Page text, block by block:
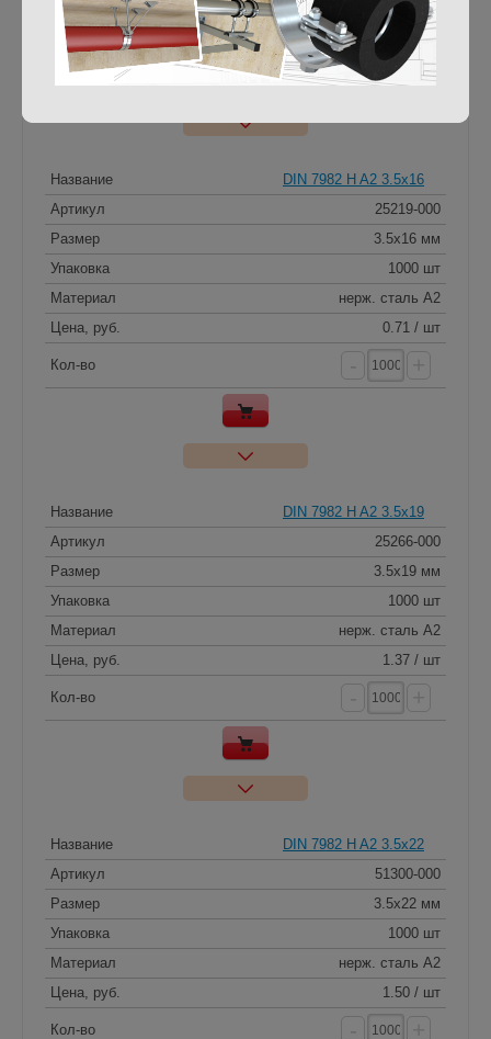
Кол-во - +
Название
DIN 7982 H A2 3.5x16
Артикул
25219-000
Размер
3.5x16 мм
Упаковка
1000 шт
Материал
нерж. сталь A2
Цена, руб.
0.71 / шт
Кол-во
Название
DIN 7982 H A2 3.5x19
Артикул
25266-000
Размер
3.5x19 мм
Упаковка
1000 шт
Материал
нерж. сталь A2
Цена, руб.
1.37 / шт
Кол-во
Название
DIN 7982 H A2 3.5x22
Артикул
51300-000
Размер
3.5x22 мм
Упаковка
1000 шт
Материал
нерж. сталь A2
Цена, руб.
1.50 / шт
Кол-во